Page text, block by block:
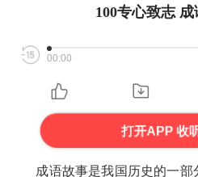
100专心致志
00:00
打开APP 收
成语故事是我国历史的一部